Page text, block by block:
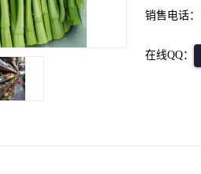
销售电话：
在线QQ：